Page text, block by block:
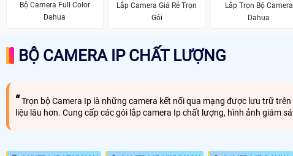
Bộ Camera Full Color
Dahua
Lắp Camera Giá Rẻ Trọn
Gói
Lắp Trọn Bộ Camera
Dahua
BỘ CAMERA IP CHẤT LƯỢNG
Trọn bộ Camera Ip là những camera kết nối qua mạng được lưu trữ
liệu lâu hơn. Cung cấp các gói lắp camera Ip chất lượng, hình ảnh giám